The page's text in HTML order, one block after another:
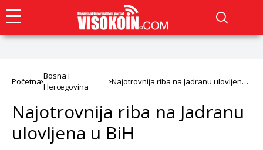
Početna
Bosna i
Hercegovina
Najotrovnija riba na Jadranu ulovljena
Najotrovnija riba na Jadranu
ulovljena u BiH